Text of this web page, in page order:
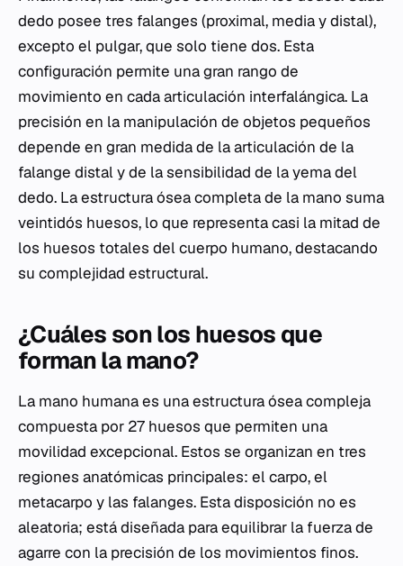
dedo posee tres falanges (proximal, media y distal),
excepto el pulgar, que solo tiene dos. Esta
configuración permite una gran rango de
movimiento en cada articulación interfalángica. La
precisión en la manipulación de objetos pequeños
depende en gran medida de la articulación de la
falange distal y de la sensibilidad de la yema del
dedo. La estructura ósea completa de la mano suma
veintidós huesos, lo que representa casi la mitad de
los huesos totales del cuerpo humano, destacando
su complejidad estructural.
¿Cuáles son los huesos que
forman la mano?
La mano humana es una estructura ósea compleja
compuesta por 27 huesos que permiten una
movilidad excepcional. Estos se organizan en tres
regiones anatómicas principales: el carpo, el
metacarpo y las falanges. Esta disposición no es
aleatoria; está diseñada para equilibrar la fuerza de
agarre con la precisión de los movimientos finos.